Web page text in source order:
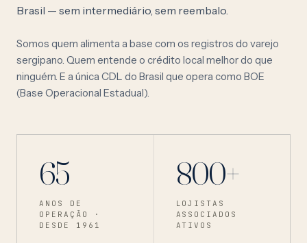
Brasil — sem intermediário, sem reembalo.
Somos quem alimenta a base com os registros do varejo
sergipano. Quem entende o crédito local melhor do que
ninguém. E a única CDL do Brasil que opera como BOE
(Base Operacional Estadual).
65
ANOS DE
OPERAÇÃO ·
DESDE 1961
800+
LOJISTAS
ASSOCIADOS
ATIVOS